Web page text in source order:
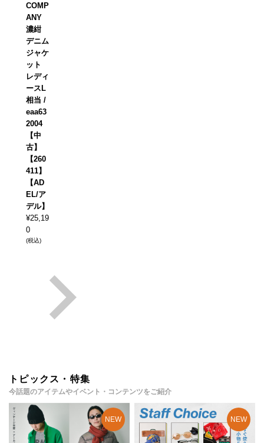
COMP
ANY
濃紺
デニム
ジャケ
ット
レディ
ースL
相当 /
eaa63
2004
【中
古】
【260
411】
【AD
EL/ア
デル】
¥25,19
0
(税込)
トピックス・特集
今話題のアイテムやイベント・コンテンツをご紹介